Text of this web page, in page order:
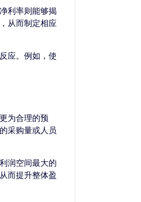
利率则能够揭
从而制定相应
应。例如，使
为合理的预
采购量或人员
润空间最大的
而提升整体盈